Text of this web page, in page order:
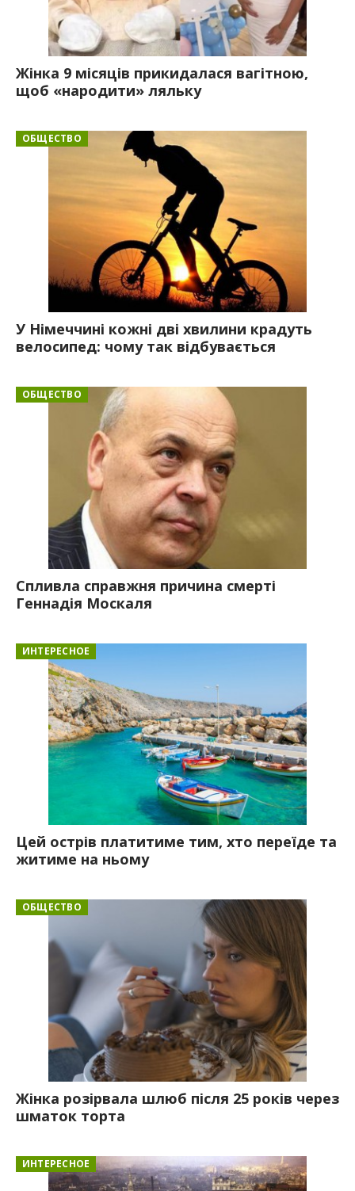
Жінка 9 місяців прикидалася вагітною,
щоб «народити» ляльку
ОБЩЕСТВО
У Німеччині кожні дві хвилини крадуть
велосипед: чому так відбувається
ОБЩЕСТВО
Спливла справжня причина смерті
Геннадія Москаля
ИНТЕРЕСНОЕ
Цей острів платитиме тим, хто переїде та
житиме на ньому
ОБЩЕСТВО
Жінка розірвала шлюб після 25 років через
шматок торта
ИНТЕРЕСНОЕ